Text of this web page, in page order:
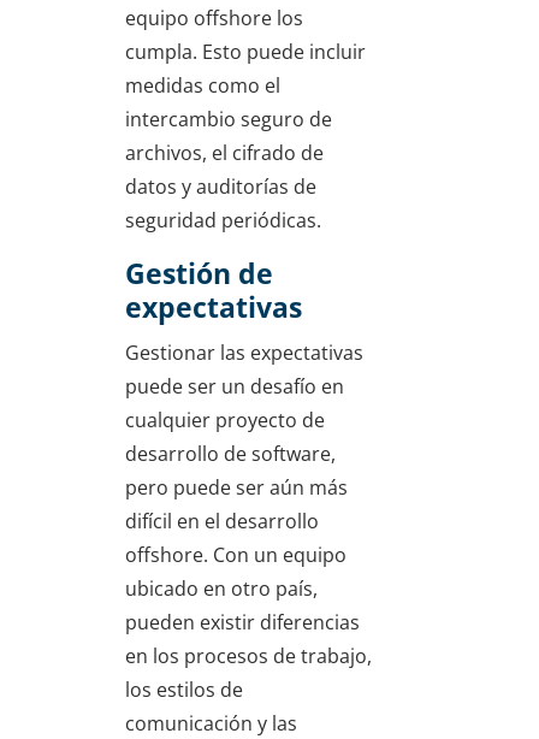
equipo offshore los
cumpla. Esto puede incluir
medidas como el
intercambio seguro de
archivos, el cifrado de
datos y auditorías de
seguridad periódicas.
Gestión de
expectativas
Gestionar las expectativas
puede ser un desafío en
cualquier proyecto de
desarrollo de software,
pero puede ser aún más
difícil en el desarrollo
offshore. Con un equipo
ubicado en otro país,
pueden existir diferencias
en los procesos de trabajo,
los estilos de
comunicación y las